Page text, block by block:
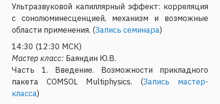
Ультразвуковой капиллярный эффект: корреляция
с сонолюминесценцией, механизм и возможные
области применения. (Запись семинара)
14:30 (12:30 МСК)
Мастер класс: Баяндин Ю.В.
Часть 1. Введение. Возможности прикладного
пакета COMSOL Multiphysics. (Запись мастер-
класса)